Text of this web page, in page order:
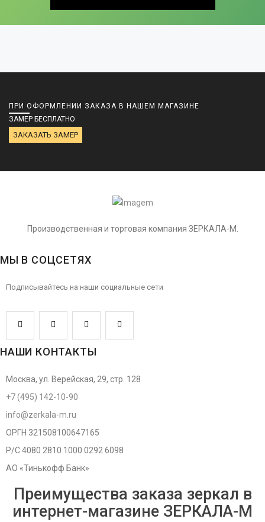
ПРИ ОФОРМЛЕНИИ ЗАКАЗА В НАШЕМ МАГАЗИНЕ
ЗАМЕР БЕСПЛАТНО
ЗАКАЗАТЬ ЗАМЕР
Производственная и торговая компания ЗЕРКАЛА-М.
МЫ В СОЦСЕТЯХ
Подписывайтесь на наши социальные сети
НАШИ КОНТАКТЫ
Москва, ул. Верейская, 29, стр. 128
+7 (495) 142-10-90
info@zerkala-m.ru
ОРГН 321508100647165
Р/С 4080 2810 1000 0292 6098
АО «Тинькофф Банк»
Преимущества заказа зеркал в
интернет-магазине ЗЕРКАЛА-M